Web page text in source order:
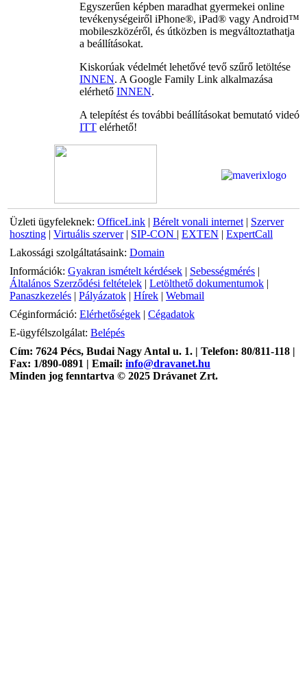
Egyszerűen képben maradhat gyermekei online
tevékenységeiről iPhone®, iPad® vagy Android™
mobileszközéről, és útközben is megváltoztathatja
a beállításokat.
Kiskorúak védelmét lehetővé tevő szűrő letöltése
INNEN. A Google Family Link alkalmazása
elérhető INNEN.
A telepítést és további beállításokat bemutató videó
ITT elérhető!
Üzleti ügyfeleknek: OfficeLink | Bérelt vonali internet| Szerver
hoszting | Virtuális szerver| SIP-CON | EXTEN | ExpertCall
Lakossági szolgáltatásaink: Domain
Információk: Gyakran ismételt kérdések | Sebességmérés |
Általános Szerződési feltételek | Letölthető dokumentumok |
Panaszkezelés | Pályázatok | Hírek | Webmail
Céginformáció: Elérhetőségek | Cégadatok
E-ügyfélszolgálat: Belépés
Cím: 7624 Pécs, Budai Nagy Antal u. 1. | Telefon: 80/811-118 |
Fax: 1/890-0891 | Email: info@dravanet.hu
Minden jog fenntartva © 2025 Drávanet Zrt.